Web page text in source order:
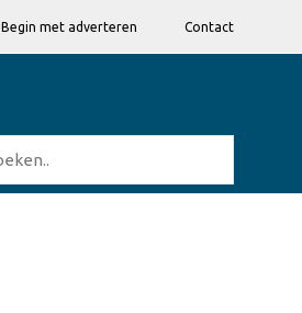
Begin met adverteren Contact